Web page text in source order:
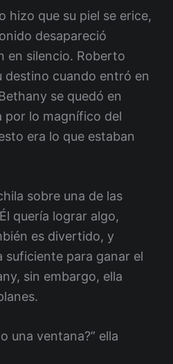
hizo que su piel se erice,
desapareció
en silencio. Roberto
destino cuando entró en
se quedó en
por lo magnífico del
era lo que estaban
sobre una de las
quería lograr algo,
es divertido, y
suficiente para ganar el
sin embargo, ella
una ventana?” ella